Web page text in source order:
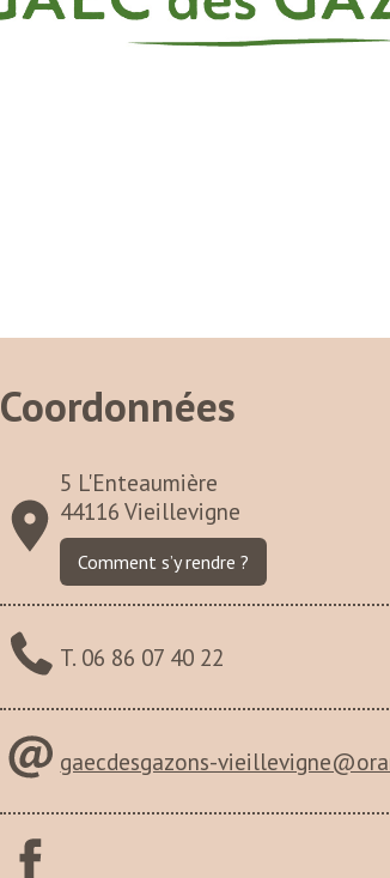
Coordonnées
5 L'Enteaumière
44116 Vieillevigne
Comment s’y rendre ?
T. 06 86 07 40 22
gaecdesgazons-